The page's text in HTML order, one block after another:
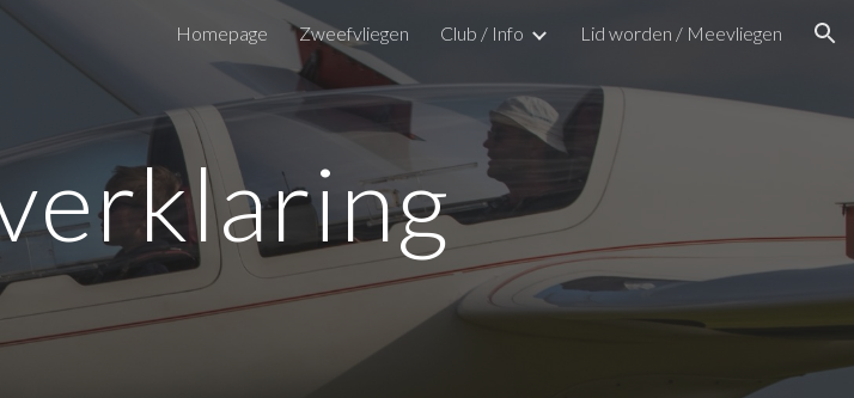
Skip to navigation
Homepage Zweefvliegen Club / Info Lid worden / Meevliegen